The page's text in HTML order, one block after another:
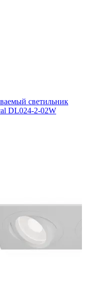
светильник
DL024-2-02W